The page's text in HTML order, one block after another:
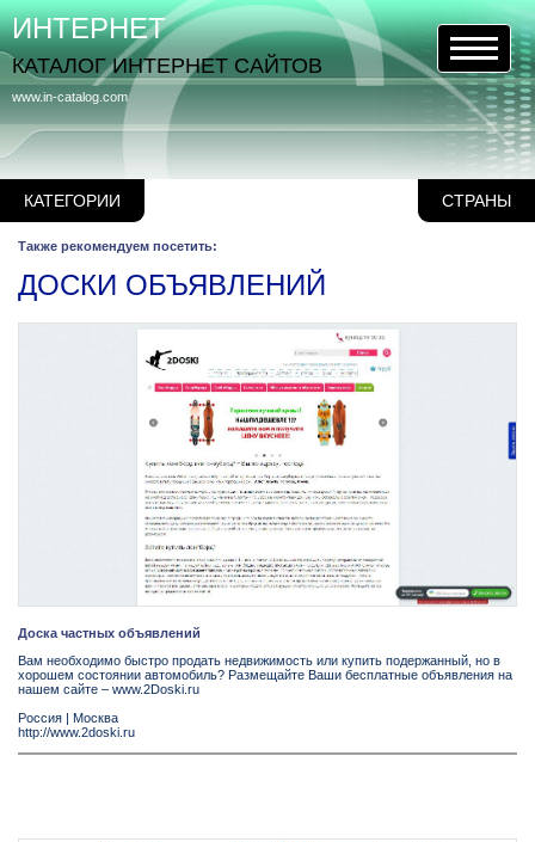
КАТЕГОРИИ СТРАНЫ
www.in-catalog.com
ИНТЕРНЕТ
КАТАЛОГ ИНТЕРНЕТ САЙТОВ
Также рекомендуем посетить:
ДОСКИ ОБЪЯВЛЕНИЙ
Доска частных объявлений
Вам необходимо быстро продать недвижимость или купить подержанный, но в
хорошем состоянии автомобиль? Размещайте Ваши бесплатные объявления на
нашем сайте – www.2Doski.ru
Россия
Москва
http://www.2doski.ru